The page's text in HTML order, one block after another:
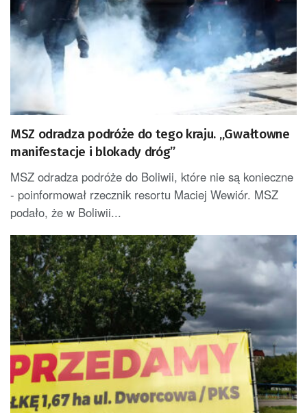
MSZ odradza podróże do tego kraju. „Gwałtowne
manifestacje i blokady dróg”
MSZ odradza podróże do Boliwii, które nie są konieczne
- poinformował rzecznik resortu Maciej Wewiór. MSZ
podało, że w Boliwii...